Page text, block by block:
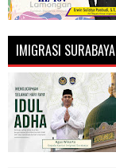
IMIGRASI SURABAYA